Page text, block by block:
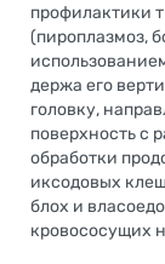
профилактики
(пироплазмоз,
держа его
головку,
поверхность с
обработки
иксодовых
блох и
кровососущих